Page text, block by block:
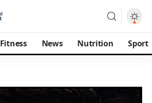
Fitness News Nutrition Sport